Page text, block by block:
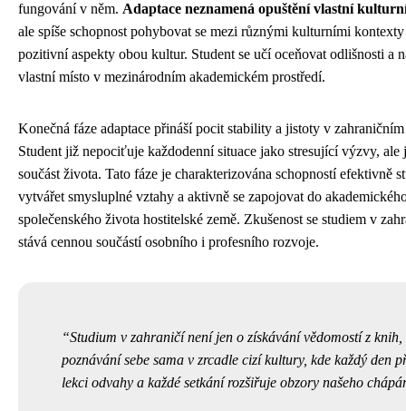
fungování v něm. Adaptace neznamená opuštění vlastní
ale spíše schopnost pohybovat se mezi různými kulturními
pozitivní aspekty obou kultur. Student se učí oceňovat odlišnosti a
vlastní místo v mezinárodním akademickém prostředí.
Konečná fáze adaptace přináší pocit stability a jistoty v
Student již nepociťuje každodenní situace jako stresující výzvy, ale
součást života. Tato fáze je charakterizována schopností efektivně
vytvářet smysluplné vztahy a aktivně se zapojovat do
společenského života hostitelské země. Zkušenost se studiem v
stává cennou součástí osobního i profesního rozvoje.
Studium v zahraničí není jen o získávání vědomostí z knih,
poznávání sebe sama v zrcadle cizí kultury, kde každý den
lekci odvahy a každé setkání rozšiřuje obzory našeho